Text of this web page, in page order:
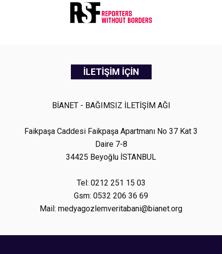
İLETİŞİM İÇİN
BİANET - BAĞIMSIZ İLETİŞİM AĞI
Faikpaşa Caddesi Faikpaşa Apartmanı No 37 Kat 3
Daire 7-8
34425 Beyoğlu İSTANBUL
Tel: 0212 251 15 03
Gsm: 0532 206 36 69
Mail: medyagozlemveritabani@bianet.org